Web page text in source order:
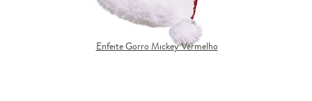
Enfeite Gorro Mickey Vermelho